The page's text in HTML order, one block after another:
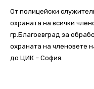
От полицейски
охраната на всички
гр.Благоевград за
охраната на членовете
до ЦИК – София.